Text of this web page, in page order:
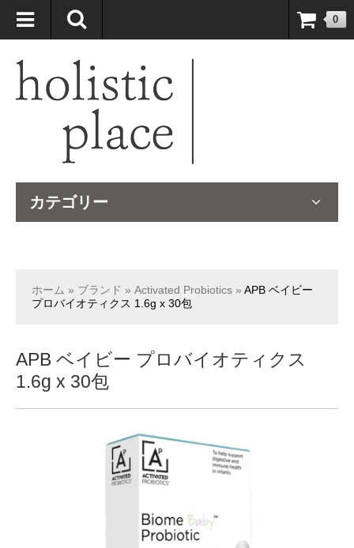
自然療法大国のオーストラリアより、臨床経験＆知識の豊富なナチュ
ロパスが厳選したサプリメントや ナチュラルグッズをお届けします！
0
カテゴリー
ホーム » ブランド » Activated Probiotics » APB ベイビー
プロバイオティクス 1.6g x 30包
APB ベイビー プロバイオティクス
1.6g x 30包